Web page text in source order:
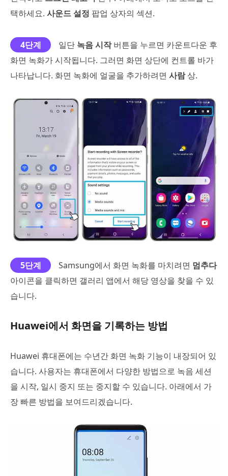
택하세요. 사운드 설정 팝업 상자의 섹션.
4단계 일단 녹음 시작버튼을 누르면 카운트다운 후
화면 녹화가 시작됩니다. 그러면 화면 상단에 컨트롤 바가
나타납니다. 화면 녹화에 얼굴을 추가하려면 사람상.
5단계 Samsung에서 화면 녹화를 마치려면 멈추다
아이콘을 클릭하면 갤러리 앱에서 해당 영상을 찾을 수 있
습니다.
Huawei에서 화면을 기록하는 방법
Huawei 휴대폰에는 수년간 화면 녹화 기능이 내장되어 있
습니다. 사용자는 휴대폰에서 다양한 방법으로 녹음 세션
을 시작, 일시 중지 또는 중지할 수 있습니다. 아래에서 가
장 빠른 방법을 보여드리겠습니다.